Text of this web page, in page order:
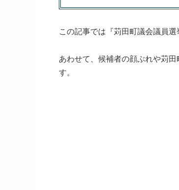
この記事では『苅田町議会議員
あわせて、候補者の顔ぶれや苅
す。